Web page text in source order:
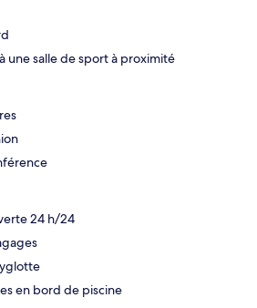
une salle de sport à proximité
24 h/24
en bord de piscine